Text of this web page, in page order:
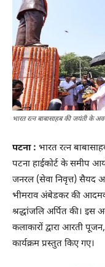
भारत रत्न बाबासाहब की जयंती के
पटना : भारत रत्न
पटना हाईकोर्ट के समीप
जनरल (सेवा निवृत्त) सैयद
भीमराव अंबेडकर की
श्रद्धांजलि अर्पित की।
कलाकारों द्वारा आरती
कार्यक्रम प्रस्तुत किए गए।